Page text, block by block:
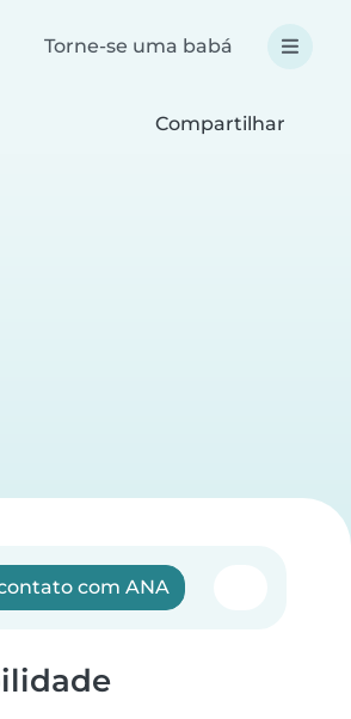
Torne-se uma babá
Compartilhar
com ANA